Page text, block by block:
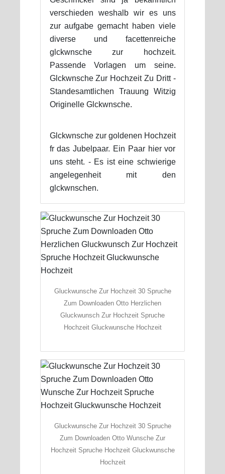
verschieden weshalb wir es uns
zur aufgabe gemacht haben viele
diverse und facettenreiche
glckwnsche zur hochzeit.
Passende Vorlagen um seine.
Glckwnsche Zur Hochzeit Zu Dritt -
Standesamtlichen Trauung Witzig
Originelle Glckwnsche.
Glckwnsche zur goldenen Hochzeit
fr das Jubelpaar. Ein Paar hier vor
uns steht. - Es ist eine schwierige
angelegenheit mit den
glckwnschen.
Gluckwunsche Zur Hochzeit 30 Spruche
Zum Downloaden Otto Herzlichen
Gluckwunsch Zur Hochzeit Spruche
Hochzeit Gluckwunsche Hochzeit
Gluckwunsche Zur Hochzeit 30 Spruche
Zum Downloaden Otto Wunsche Zur
Hochzeit Spruche Hochzeit Gluckwunsche
Hochzeit